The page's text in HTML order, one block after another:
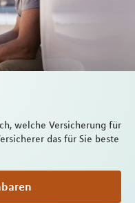
welche Versicherung für
das für Sie beste